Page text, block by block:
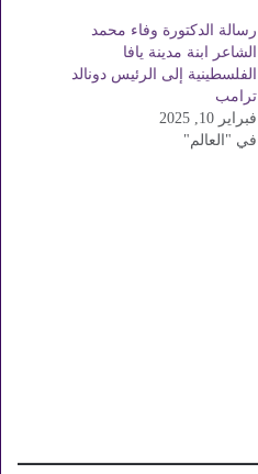
رسالة الدكتورة وفاء محمد
الشاعر ابنة مدينة يافا
الفلسطينية إلى الرئيس دونالد
ترامب
فبراير 10, 2025
في "العالم"